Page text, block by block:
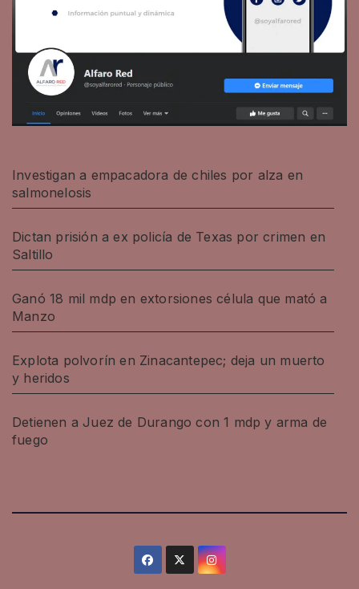
Investigan a empacadora de chiles por alza en
salmonelosis
Dictan prisión a ex policía de Texas por crimen en
Saltillo
Ganó 18 mil mdp en extorsiones célula que mató a
Manzo
Explota polvorín en Zinacantepec; deja un muerto
y heridos
Detienen a Juez de Durango con 1 mdp y arma de
fuego